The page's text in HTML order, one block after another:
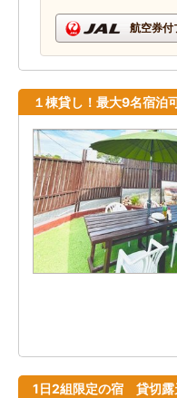
航空券付
１棟貸し！最大9名宿泊
1日2組限定の宿 貸切露